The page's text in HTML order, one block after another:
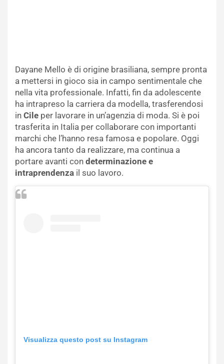
Dayane Mello è di origine brasiliana, sempre pronta
a mettersi in gioco sia in campo sentimentale che
nella vita professionale. Infatti, fin da adolescente
ha intrapreso la carriera da modella, trasferendosi
in Cile per lavorare in un’agenzia di moda. Si è poi
trasferita in Italia per collaborare con importanti
marchi che l’hanno resa famosa e popolare. Oggi
ha ancora tanto da realizzare, ma continua a
portare avanti con determinazione e
intraprendenza il suo lavoro.
Visualizza questo post su Instagram